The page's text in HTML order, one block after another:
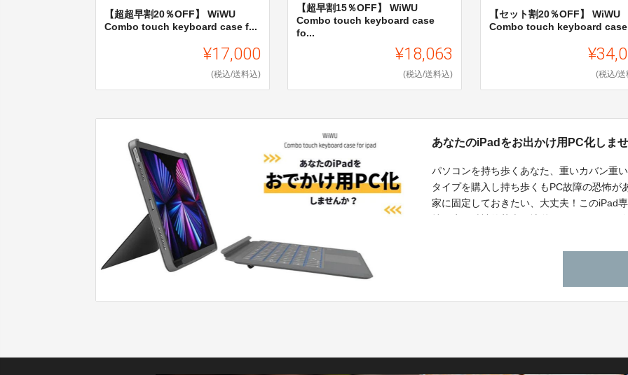
【超超早割20％OFF】 WiWU
Combo touch keyboard case f...
¥17,000
(税込/送料込)
【超早割15％OFF】 WiWU
Combo touch keyboard case
fo...
¥18,063
(税込/送料込)
【セット割20％OFF】 WiWU
Combo touch keyboard
(税込/送
あなたのiPadをお出かけ用PC化しま
パソコンを持ち歩くあなた、重いカバン重
タイプを購入し持ち歩くもPC故障の恐怖
家に固定しておきたい、大丈夫！このiPad